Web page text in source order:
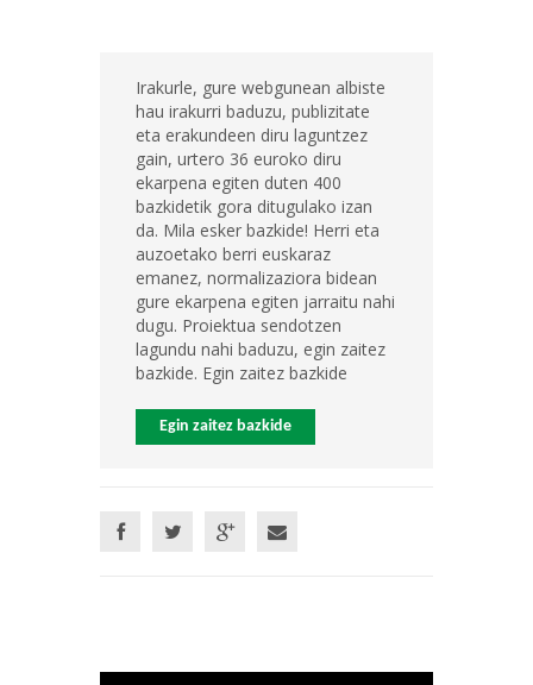
Irakurle, gure webgunean albiste
hau irakurri baduzu, publizitate
eta erakundeen diru laguntzez
gain, urtero 36 euroko diru
ekarpena egiten duten 400
bazkidetik gora ditugulako izan
da. Mila esker bazkide! Herri eta
auzoetako berri euskaraz
emanez, normalizaziora bidean
gure ekarpena egiten jarraitu nahi
dugu. Proiektua sendotzen
lagundu nahi baduzu, egin zaitez
bazkide. Egin zaitez bazkide
Egin zaitez bazkide